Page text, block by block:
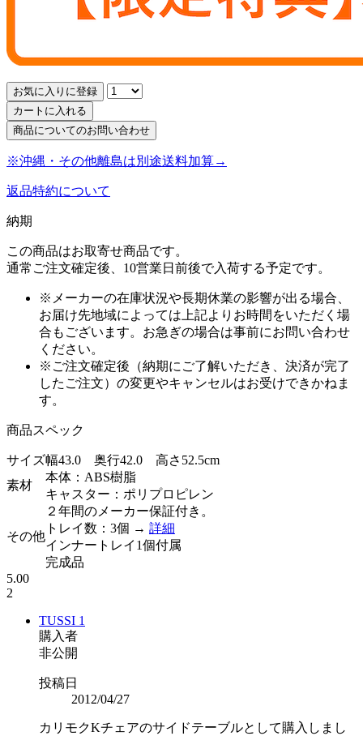
お気に入りに登録
カートに入れる
商品についてのお問い合わせ
※沖縄・その他離島は別途送料加算→
返品特約について
納期
この商品はお取寄せ商品です。
通常ご注文確定後、10営業日前後で入荷する予定です。
※メーカーの在庫状況や長期休業の影響が出る場合、
お届け先地域によっては上記よりお時間をいただく場
合もございます。お急ぎの場合は事前にお問い合わせ
ください。
※ご注文確定後（納期にご了解いただき、決済が完了
したご注文）の変更やキャンセルはお受けできかねま
す。
商品スペック
サイズ幅43.0 奥行42.0 高さ52.5cm
素材
本体：ABS樹脂
キャスター：ポリプロピレン
その他
２年間のメーカー保証付き。
トレイ数：3個 → 詳細
インナートレイ1個付属
完成品
5.00
2
TUSSI 1
購入者
非公開
投稿日
2012/04/27
カリモクKチェアのサイドテーブルとして購入しまし